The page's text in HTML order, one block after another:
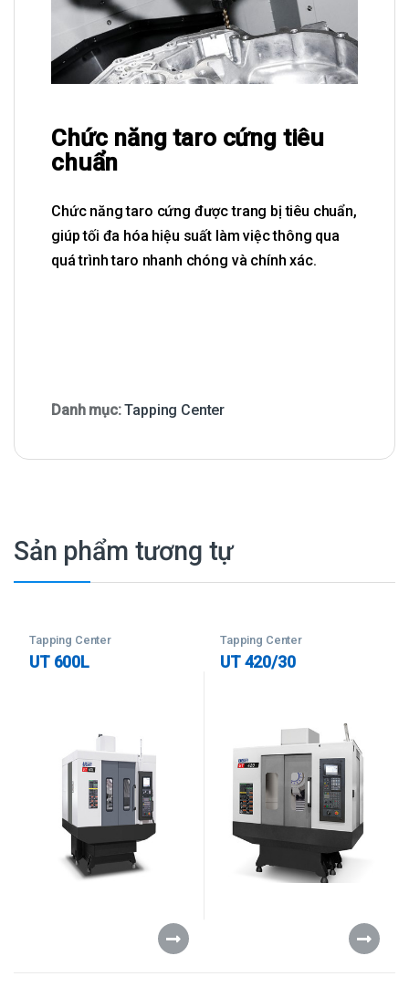
Chức năng taro cứng tiêu
chuẩn
Chức năng taro cứng được trang bị tiêu chuẩn,
giúp tối đa hóa hiệu suất làm việc thông qua
quá trình taro nhanh chóng và chính xác.
Danh mục:Tapping Center
Sản phẩm tương tự
Tapping Center
UT 600L
Tapping Center
UT 420/30